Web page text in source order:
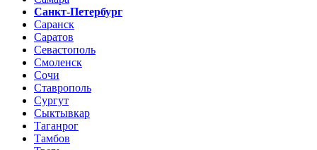
Санкт-Петербург
Саранск
Саратов
Севастополь
Смоленск
Сочи
Ставрополь
Сургут
Сыктывкар
Таганрог
Тамбов